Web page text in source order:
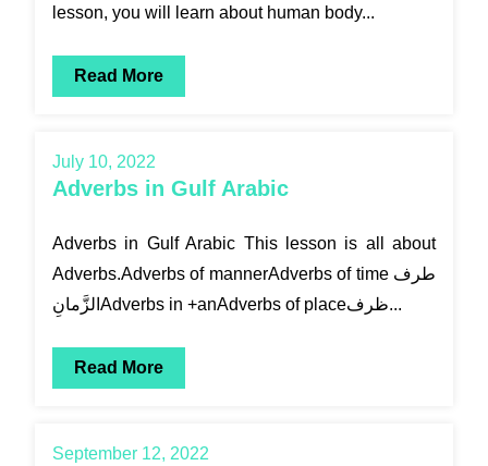
lesson, you will learn about human body...
Read More
July 10, 2022
Adverbs in Gulf Arabic
Adverbs in Gulf Arabic This lesson is all about
Adverbs.Adverbs of mannerAdverbs of time طرف
الزَّمانِAdverbs in +anAdverbs of placeظرف...
Read More
September 12, 2022